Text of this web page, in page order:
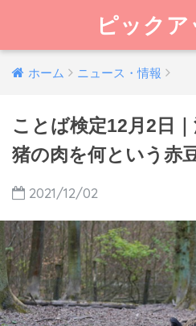
ピック
ホーム ニュース・情報
ことば検定12月2日｜
猪の肉を何という赤
2021/12/02